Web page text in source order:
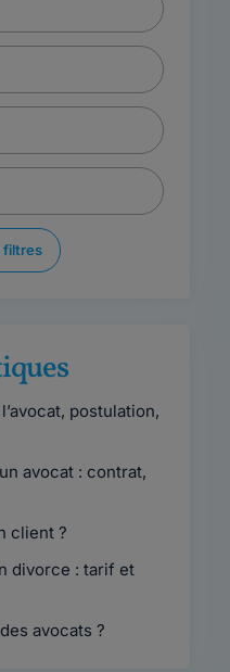
filtres
postulation,
avocat : contrat,
client ?
divorce : tarif et
avocats ?